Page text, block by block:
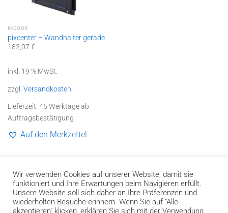
INDOOR
pixcenter – Wandhalter gerade
182,07 €
inkl. 19 % MwSt.
zzgl. Versandkosten
Lieferzeit: 45 Werktage ab
Auftragsbestätigung
Auf den Merkzettel
2 4
Wir verwenden Cookies auf unserer Website, damit sie
funktioniert und Ihre Erwartungen beim Navigieren erfüllt.
Unsere Website soll sich daher an Ihre Präferenzen und
wiederholten Besuche erinnern. Wenn Sie auf "Alle
akzeptieren" klicken, erklären Sie sich mit der Verwendung